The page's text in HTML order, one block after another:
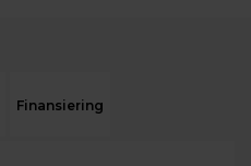
Finansiering